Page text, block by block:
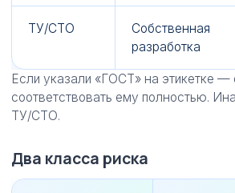
ТУ/СТО
Собственная
разработка
Если указали «ГОСТ» на этикетке —
соответствовать ему полностью.
ТУ/СТО.
Два класса риска